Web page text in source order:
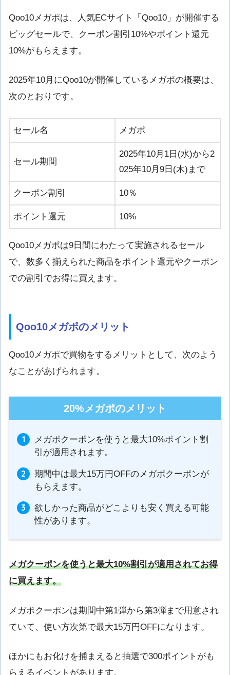
Qoo10メガポは、人気ECサイト「Qoo10」が開催する
ビッグセールで、クーポン割引10%やポイント還元
10%がもらえます。
2025年10月にQoo10が開催しているメガポの概要は、
次のとおりです。
セール名 メガポ
セール期間
2025年10月1日(水)から2
025年10月9日(木)まで
クーポン割引 10％
ポイント還元 10%
Qoo10メガポは9日間にわたって実施されるセール
で、数多く揃えられた商品をポイント還元やクーポン
での割引でお得に買えます。
Qoo10メガポのメリット
Qoo10メガポで買物をするメリットとして、次のよう
なことがあげられます。
20%メガポのメリット
メガポクーポンを使うと最大10%ポイント割
引が適用されます。
期間中は最大15万円OFFのメガポクーポンが
もらえます。
欲しかった商品がどこよりも安く買える可能
性があります。
メガクーポンを使うと最大10%割引が適用されてお得
に買えます。
メガポクーポンは期間中第1弾から第3弾まで用意され
ていて、使い方次第で最大15万円OFFになります。
ほかにもお化けを捕まえると抽選で300ポイントがも
らえるイベントがあります。